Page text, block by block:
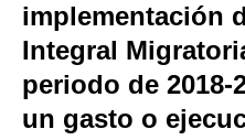
implementación
Integral
periodo de 2018-
un gasto o